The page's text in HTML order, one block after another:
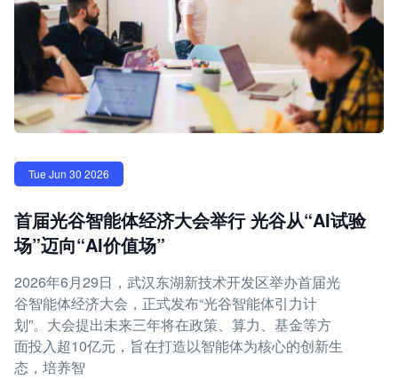
Tue Jun 30 2026
首届光谷智能体经济大会举行 光谷从“AI试验
场”迈向“AI价值场”
2026年6月29日，武汉东湖新技术开发区举办首届光
谷智能体经济大会，正式发布“光谷智能体引力计
划”。大会提出未来三年将在政策、算力、基金等方
面投入超10亿元，旨在打造以智能体为核心的创新生
态，培养智